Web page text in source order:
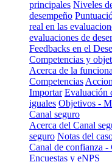
principales Niveles
desempeño
real en las
evaluaciones de
Feedbacks en el
Competencias y
Acerca de la
Competencias
Importar Evaluación
iguales Objetivos -
Canal seguro
Acerca del Canal
seguro Notas del
Canal de confianza -
Encuestas y eNPS